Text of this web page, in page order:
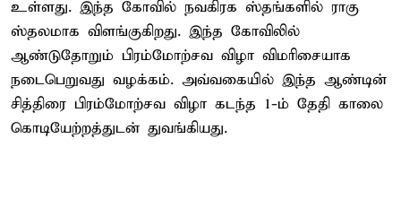
உள்ளது. இந்த கோவில் நவகிரக ஸ்தங்களில் ராகு
ஸ்தலமாக விளங்குகிறது. இந்த கோவிலில்
ஆண்டுதோறும் பிரம்மோற்சவ விழா விமரிசையாக
நடைபெறுவது வழக்கம். அவ்வகையில் இந்த ஆண்டின்
சித்திரை பிரம்மோற்சவ விழா கடந்த 1-ம் தேதி காலை
கொடியேற்றத்துடன் துவங்கியது.